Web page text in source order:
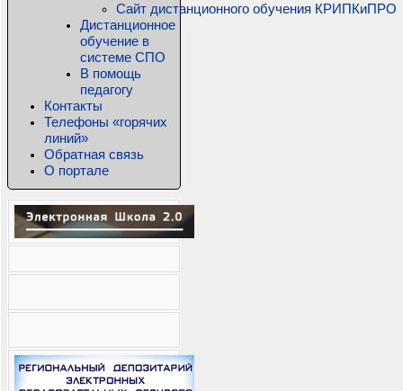
Сайт дистанционного обучения КРИПКиПРО
Дистанционное
обучение в
системе СПО
В помощь
педагогу
Контакты
Телефоны «горячих
линий»
Обратная связь
О портале